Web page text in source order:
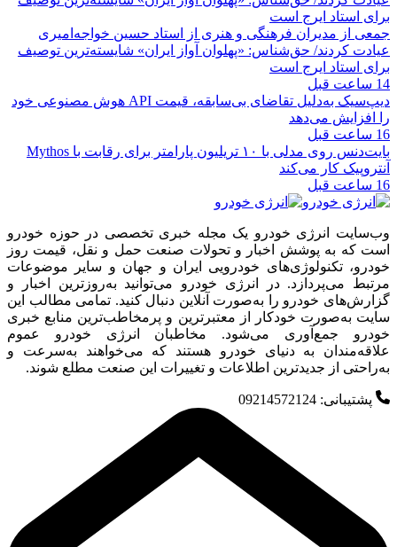
جمعی از مدیران فرهنگی و هنری از استاد حسین خواجه‌امیری
عیادت کردند/ حق‌شناس: «پهلوان آواز ایران» شایسته‌ترین توصیف
برای استاد ایرج است
14 ساعت قبل
دیپ‌سیک به‌دلیل تقاضای بی‌سابقه، قیمت API هوش مصنوعی خود
را افزایش می‌دهد
16 ساعت قبل
بایت‌دنس روی مدلی با ۱۰ تریلیون پارامتر برای رقابت با Mythos
آنتروپیک کار می‌کند
16 ساعت قبل
وب‌سایت انرژی خودرو یک مجله خبری تخصصی در حوزه خودرو
است که به پوشش اخبار و تحولات صنعت حمل و نقل، قیمت روز
خودرو، تکنولوژی‌های خودرویی ایران و جهان و سایر موضوعات
مرتبط می‌پردازد. در انرژی خودرو می‌توانید به‌روزترین اخبار و
گزارش‌های خودرو را به‌صورت آنلاین دنبال کنید. تمامی مطالب این
سایت به‌صورت خودکار از معتبرترین و پرمخاطب‌ترین منابع خبری
خودرو جمع‌آوری می‌شود. مخاطبان انرژی خودرو عموم
علاقه‌مندان به دنیای خودرو هستند که می‌خواهند به‌سرعت و
به‌راحتی از جدیدترین اطلاعات و تغییرات این صنعت مطلع شوند.
پشتیبانی: 09214572124